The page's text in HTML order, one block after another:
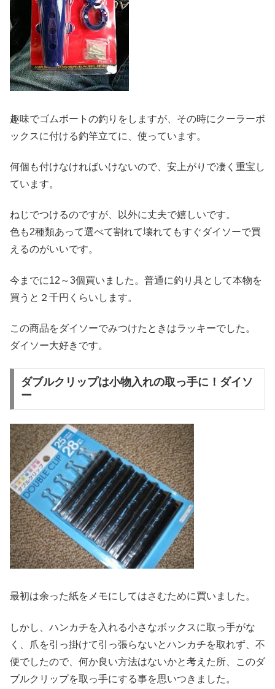
趣味でゴムボートの釣りをしますが、その時にクーラーボ
ックスに付ける釣竿立てに、使っています。
何個も付けなければいけないので、安上がりで凄く重宝し
ています。
ねじでつけるのですが、以外に丈夫で嬉しいです。
色も2種類あって選べて割れて壊れてもすぐダイソーで買
えるのがいいです。
今までに12～3個買いました。普通に釣り具として本物を
買うと２千円くらいします。
この商品をダイソーでみつけたときはラッキーでした。
ダイソー大好きです。
ダブルクリップは小物入れの取っ手に！ダイソ
ー
最初は余った紙をメモにしてはさむために買いました。
しかし、ハンカチを入れる小さなボックスに取っ手がな
く、爪を引っ掛けて引っ張らないとハンカチを取れず、不
便でしたので、何か良い方法はないかと考えた所、このダ
ブルクリップを取っ手にする事を思いつきました。